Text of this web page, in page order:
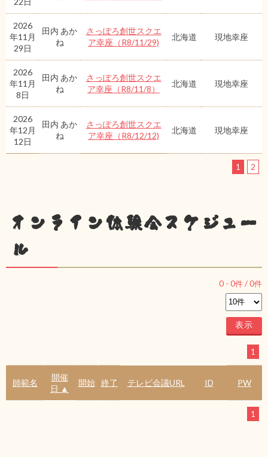
2026
年11月
29日
田内 あか
ね
さっぽろ創世スクエ
ア幸座（R8/11/29)
北海道 現地幸座
2026
年11月
8日
田内 あか
ね
さっぽろ創世スクエ
ア幸座（R8/11/8）
北海道 現地幸座
2026
年12月
12日
田内 あか
ね
さっぽろ創世スクエ
ア幸座（R8/12/12)
北海道 現地幸座
1 2
オンライン体験会スケジュー
ル
0 - 0件 /0件
1
師範名
開催
日 ▲
開始 終了 テレビ会議URL ID PW
1